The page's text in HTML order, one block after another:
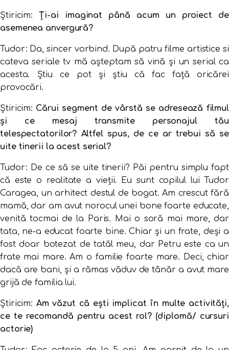
Știricim:Ți-ai imaginat până acum un proiect de
asemenea anvergură?
Tudor: Da, sincer vorbind. După patru filme artistice si
cateva seriale tv mă aşteptam să vină şi un serial ca
acesta. Ştiu ce pot şi ştiu că fac faţă oricărei
provocări.
Știricim: Cărui segment de vârstă se adresează filmul
și ce mesaj transmite personajul tău
telespectatorilor? Altfel spus, de ce ar trebui să se
uite tinerii la acest serial?
Tudor: De ce să se uite tinerii? Păi pentru simplu fapt
că este o realitate a vieţii. Eu sunt copilul lui Tudor
Caragea, un arhitect destul de bogat. Am crescut fără
mamă, dar am avut norocul unei bone foarte educate,
venită tocmai de la Paris. Mai o soră mai mare, dar
tata, ne-a educat foarte bine. Chiar şi un frate, deşi a
fost doar botezat de tatăl meu, dar Petru este ca un
frate mai mare. Am o familie foarte mare. Deci, chiar
dacă are bani, şi a rămas văduv de tânăr a avut mare
grijă de familia lui.
Știricim: Am văzut că ești implicat în multe activități,
ce te recomandă pentru acest rol? (diplomă/ cursuri
actorie)